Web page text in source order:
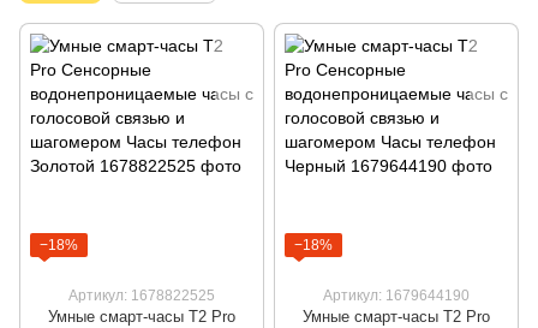
−18%
Артикул: 1678822525
Умные смарт-часы T2 Pro
−18%
Артикул: 1679644190
Умные смарт-часы T2 Pro